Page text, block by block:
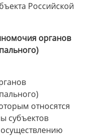
Российской
органов
относятся
субъектов